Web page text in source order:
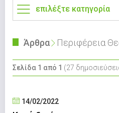
επιλέξτε κατηγορία
Άρθρα Περιφέρεια
Σελίδα 1 από 1 (27
14/02/2022